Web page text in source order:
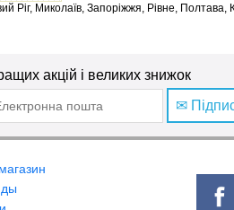
Ріг, Миколаїв, Запоріжжя, Рівне,
акцій і великих знижок
✉